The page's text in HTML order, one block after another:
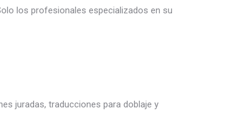
los profesionales especializados en su
juradas, traducciones para doblaje y